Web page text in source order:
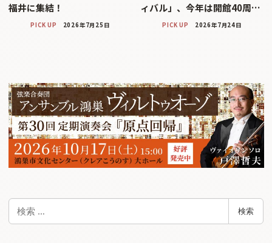
福井に集結！
PICK UP 2026年7月25日
ィバル」、今年は開館40周…
PICK UP 2026年7月24日
検索